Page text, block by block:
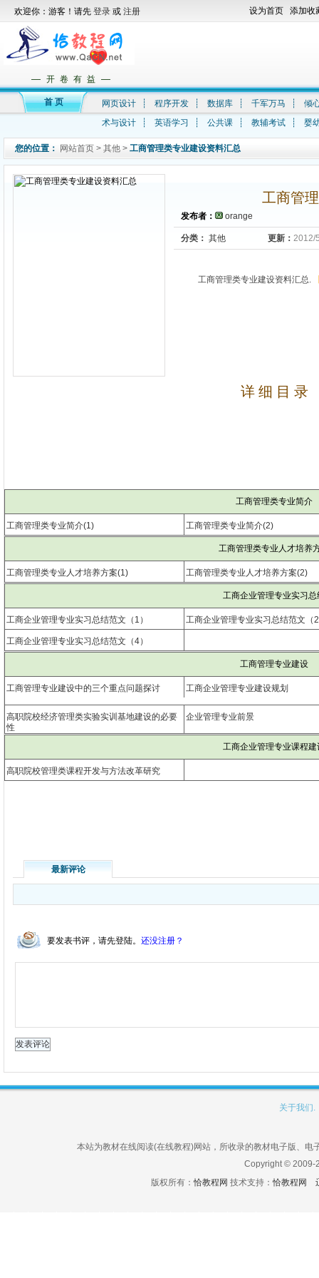
— 开 卷 有 益 —
欢迎你：游客！请先 登录 或 注册 设为首页 添加收
首 页 网页设计 ┊ 程序开发 ┊ 数据库 ┊ 千军万马 ┊
倾
术与设计
┊ 英语学习 ┊ 公共课 ┊ 教辅考试 ┊ 婴
您的位置： 网站首页 > 其他 > 工商管理类专业建设资料汇总
工商管
发布者： orange
分类： 其他 更新： 2012/
工商管理类专业建设资料汇总.
详 细 目 录
工商管理类专业简介
工商管理类专业简介(1) 工商管理类专业简介(2)
工商管理类专业人才培养
工商管理类专业人才培养方案(1) 工商管理类专业人才培养方案(2)
工商企业管理专业实习总
工商企业管理专业实习总结范文（1） 工商企业管理专业实习总结范文（
工商企业管理专业实习总结范文（4）
工商管理专业建设
工商管理专业建设中的三个重点问题探讨 工商企业管理专业建设规划
高职院校经济管理类实验实训基地建设的必要
性
企业管理专业前景
工商企业管理专业课程建
高职院校管理类课程开发与方法改革研究
最新评论
要发表书评，请先登陆。 还没注册？
关于我们.
本站为教材在线阅读(在线教程)网站，所收录的教材电子版、
Copyright © 2009-
版权所有：恰教程网 技术支持：恰教程网